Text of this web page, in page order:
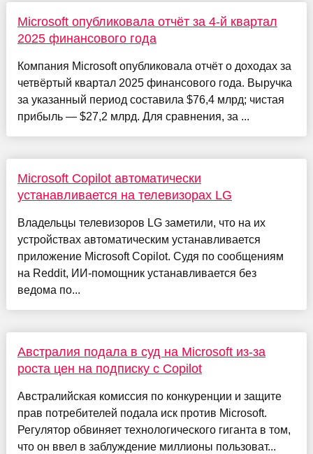
Microsoft опубликовала отчёт за 4-й квартал
2025 финансового года
Компания Microsoft опубликовала отчёт о доходах за
четвёртый квартал 2025 финансового года. Выручка
за указанный период составила $76,4 млрд; чистая
прибыль — $27,2 млрд. Для сравнения, за ...
Microsoft Copilot автоматически
устанавливается на телевизорах LG
Владельцы телевизоров LG заметили, что на их
устройствах автоматическим устанавливается
приложение Microsoft Copilot. Судя по сообщениям
на Reddit, ИИ-помощник устанавливается без
ведома по...
Австралия подала в суд на Microsoft из-за
роста цен на подписку с Copilot
Австралийская комиссия по конкуренции и защите
прав потребителей подала иск против Microsoft.
Регулятор обвиняет технологического гиганта в том,
что он ввел в заблуждение миллионы пользоват...